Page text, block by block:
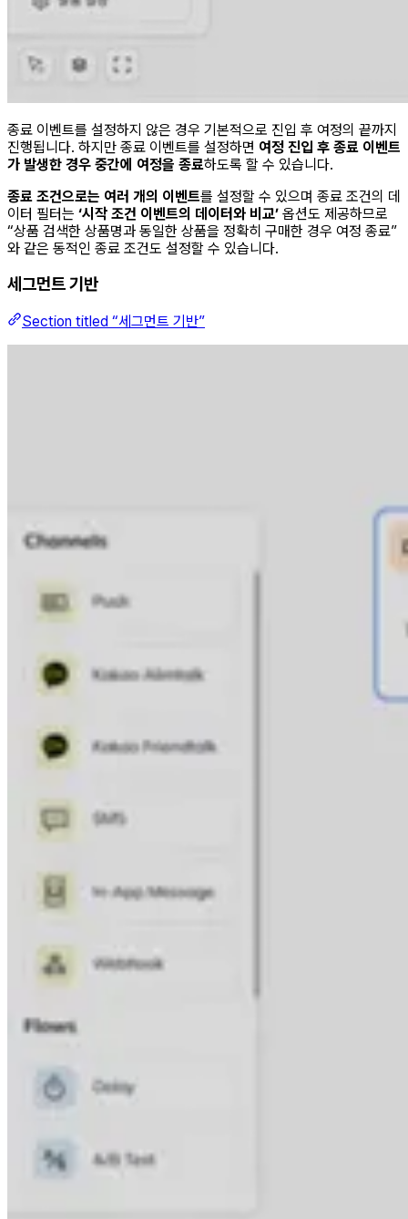
종료 이벤트를 설정하지 않은 경우 기본적으로 진입 후 여정의 끝까지
진행됩니다. 하지만 종료 이벤트를 설정하면 여정 진입 후 종료 이벤트
가 발생한 경우 중간에 여정을 종료하도록 할 수 있습니다.
종료 조건으로는 여러 개의 이벤트를 설정할 수 있으며 종료 조건의 데
이터 필터는 ‘시작 조건 이벤트의 데이터와 비교’ 옵션도 제공하므로
“상품 검색한 상품명과 동일한 상품을 정확히 구매한 경우 여정 종료”
와 같은 동적인 종료 조건도 설정할 수 있습니다.
세그먼트 기반
Section titled “세그먼트 기반”